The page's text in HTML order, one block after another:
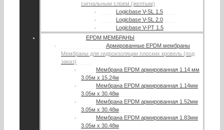
сигнальным слоем (желтым)
Logicbase V-SL 1.5
Logicbase V-SL 2.0
Logicbase V-PT 1.5
EPDM МЕМБРАНЫ
Армированные EPDM мембраны
Мембраны для гидроизоляции плоских кровель (под
заказ)
Мембрана EPDM армированная 1.14 мм
3.05м х 15.24м
Мембрана EPDM армированная 1.14мм
3.05м х 30.48м
Мембрана EPDM армированная 1.52мм
3.05м х 30.48м
Мембрана EPDM армированная 1.83мм
3.05м х 30.48м